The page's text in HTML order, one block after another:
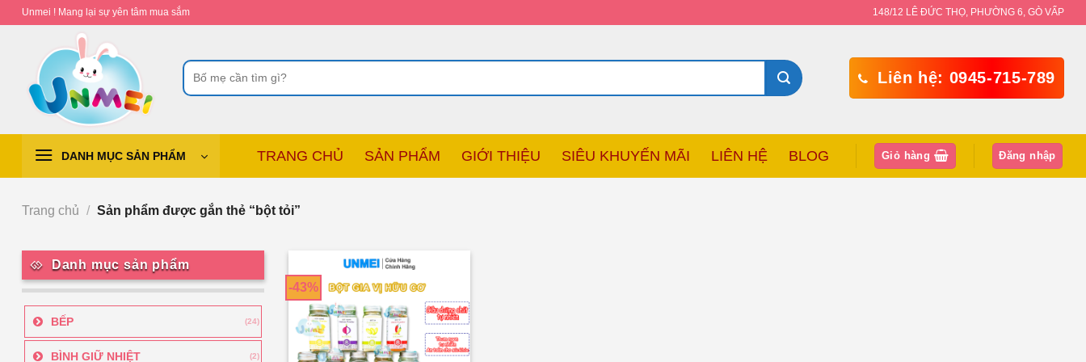
Chuyển
đến
Unmei ! Mang lại sự yên tâm mua sắm 148/12 LÊ ĐỨC THỌ, PHƯỜNG 6, GÒ VẤP
Tìm
kiếm:
Liên hệ: 0945-715-789
DANH MỤC SẢN PHẨM TRANG CHỦ SẢN PHẨM GIỚI THIỆU SIÊU KHUYẾN MÃI LIÊN HỆ BLOG Giỏ hàng Đăng nhập
Trang chủ / Sản phẩm được gắn thẻ “bột tỏi”
Danh mục sản phẩm
BẾP (24)
BÌNH GIỮ NHIỆT (2)
-43%